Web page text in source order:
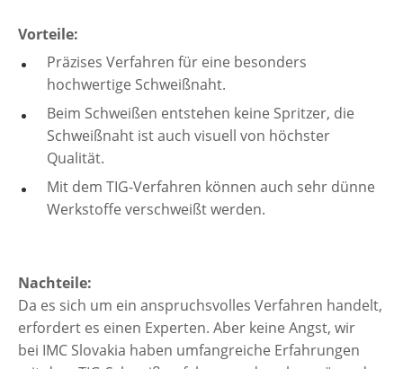
Vorteile:
Präzises Verfahren für eine besonders
hochwertige Schweißnaht.
Beim Schweißen entstehen keine Spritzer, die
Schweißnaht ist auch visuell von höchster
Qualität.
Mit dem TIG-Verfahren können auch sehr dünne
Werkstoffe verschweißt werden.
Nachteile:
Da es sich um ein anspruchsvolles Verfahren handelt,
erfordert es einen Experten. Aber keine Angst, wir
bei IMC Slovakia haben umfangreiche Erfahrungen